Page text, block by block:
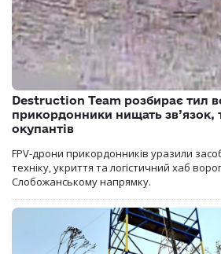
Destruction Team розбирає тил
прикордонники нищать зв’язок,
окупантів
FPV-дрони прикордонників уразили
техніку, укриття та логістичний хаб
Слобожанському напрямку.